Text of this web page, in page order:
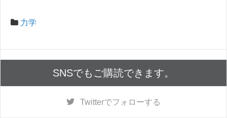
力学
SNSでもご購読できます。
Twitterでフォローする